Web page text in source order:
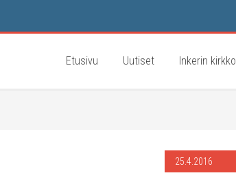
Etusivu Uutiset Inkerin kirkko
25.4.2016